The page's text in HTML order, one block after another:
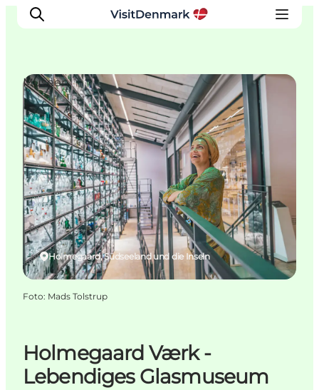
Inspiration
Regionen
Erlebnisse
Unterkünfte
Reiseplanung
Holmegaard Værk -
Lebendiges Glasmuseum
Holmegaard, Südseeland und die Inseln
Museen
Foto: Mads Tolstrup